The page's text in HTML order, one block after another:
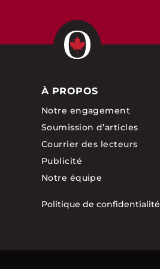
À PROPOS
Notre engagement
Soumission d’articles
Courrier des lecteurs
Publicité
Notre équipe
Politique de confidentialité